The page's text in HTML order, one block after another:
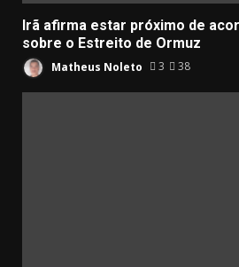
Irã afirma estar próximo de
sobre o Estreito de Ormuz
Matheus Noleto 3 38